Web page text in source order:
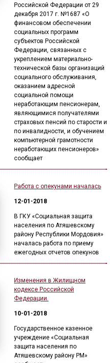
Российской Федерации от 29
декабря 2017 г. №1687 «О
финансовом обеспечении
социальных программ
субъектов Российской
Федерации, связанных с
укреплением материально-
технической базы организаций
социального обслуживания,
оказанием адресной
социальной помощи
неработающим пенсионерам,
являющимися получателями
страховых пенсий по старости и
по инвалидности, и обучением
компьютерной грамотности
неработающих пенсионеров»
сообщает
Работа с опекунами началась
12-01-2018
В ГКУ «Социальная защита
населения по Атяшевскому
району Республики Мордовия»
началась работа по приему
ежегодных отчетов опекунов
Изменения в Жилищном
кодексе Российской
Федерации.
10-01-2018
Государственное казенное
учреждение «Социальная
защита населения по
Атяшевскому району РМ»